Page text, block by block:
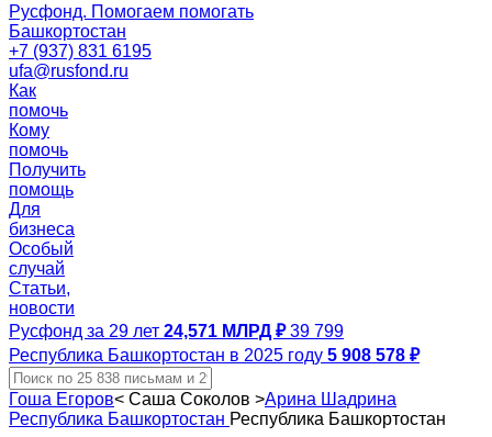
Русфонд. Помогаем помогать
Башкортостан
+7 (937) 831 6195
ufa@rusfond.ru
Как
помочь
Кому
помочь
Получить
помощь
Для
бизнеса
Особый
случай
Статьи,
новости
Русфонд за 29 лет 24,571 МЛРД ₽ 39 799
Республика Башкортостан в 2025 году 5 908 578 ₽
Гоша Егоров< Саша Соколов >Арина Шадрина
Республика Башкортостан Республика Башкортостан